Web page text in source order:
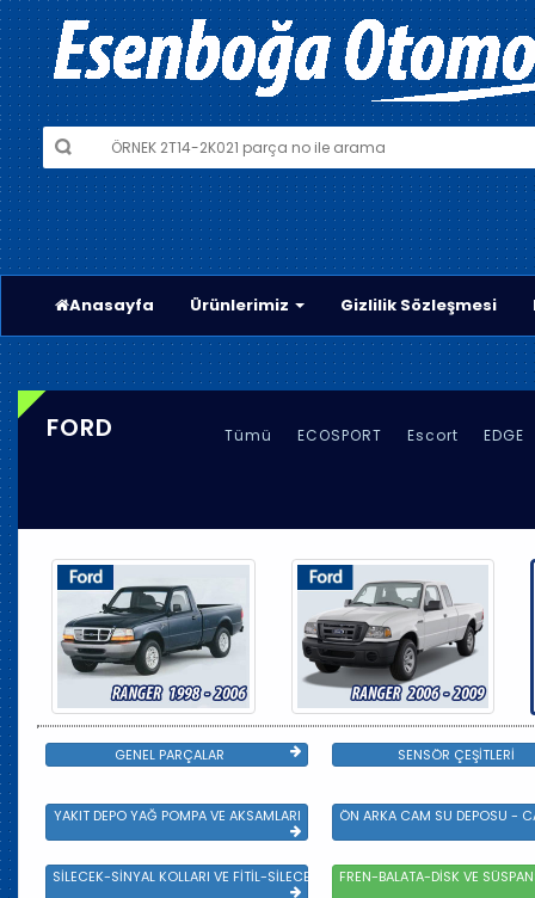
Anasayfa Ürünlerimiz Gizlilik Sözleşmesi
FORD Tümü ECOSPORT Escort EDGE
GENEL PARÇALAR SENSÖR ÇEŞİTLERİ
YAKIT DEPO YAĞ POMPA VE AKSAMLARI ÖN ARKA CAM SU DEPOSU -
SİLECEK-SİNYAL KOLLARI VE FİTİL-SİLECEK ÇEŞİTLERİFREN-BALATA-DİSK VE